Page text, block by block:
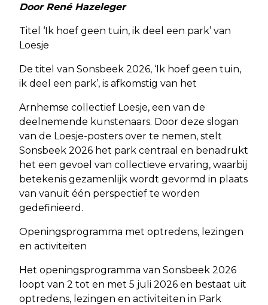
Door René Hazeleger
Titel ‘Ik hoef geen tuin, ik deel een park’ van
Loesje
De titel van Sonsbeek 2026, ‘Ik hoef geen tuin,
ik deel een park’, is afkomstig van het
Arnhemse collectief Loesje, een van de
deelnemende kunstenaars. Door deze slogan
van de Loesje-posters over te nemen, stelt
Sonsbeek 2026 het park centraal en benadrukt
het een gevoel van collectieve ervaring, waarbij
betekenis gezamenlijk wordt gevormd in plaats
van vanuit één perspectief te worden
gedefinieerd.
Openingsprogramma met optredens, lezingen
en activiteiten
Het openingsprogramma van Sonsbeek 2026
loopt van 2 tot en met 5 juli 2026 en bestaat uit
optredens, lezingen en activiteiten in Park